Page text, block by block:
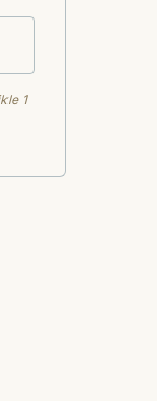
1